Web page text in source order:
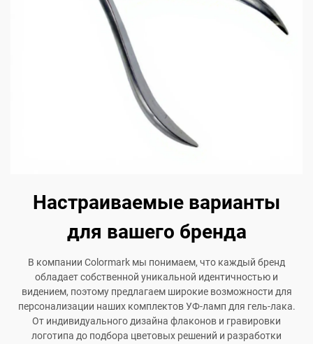
Настраиваемые варианты
для вашего бренда
В компании Colormark мы понимаем, что каждый бренд
обладает собственной уникальной идентичностью и
видением, поэтому предлагаем широкие возможности для
персонализации наших комплектов УФ-ламп для гель-лака.
От индивидуального дизайна флаконов и гравировки
логотипа до подбора цветовых решений и разработки